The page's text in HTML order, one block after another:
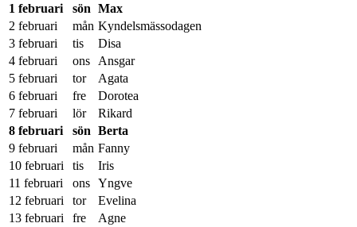
1 februari
sön Max
2 februari
mån Kyndelsmässodagen
3 februari
tis
Disa
4 februari
ons
Ansgar
5 februari
tor
Agata
6 februari
fre
Dorotea
7 februari
lör
Rikard
8 februari
sön Berta
9 februari
mån Fanny
10 februari
tis
Iris
11 februari
ons Yngve
12 februari
tor
Evelina
13 februari
fre
Agne